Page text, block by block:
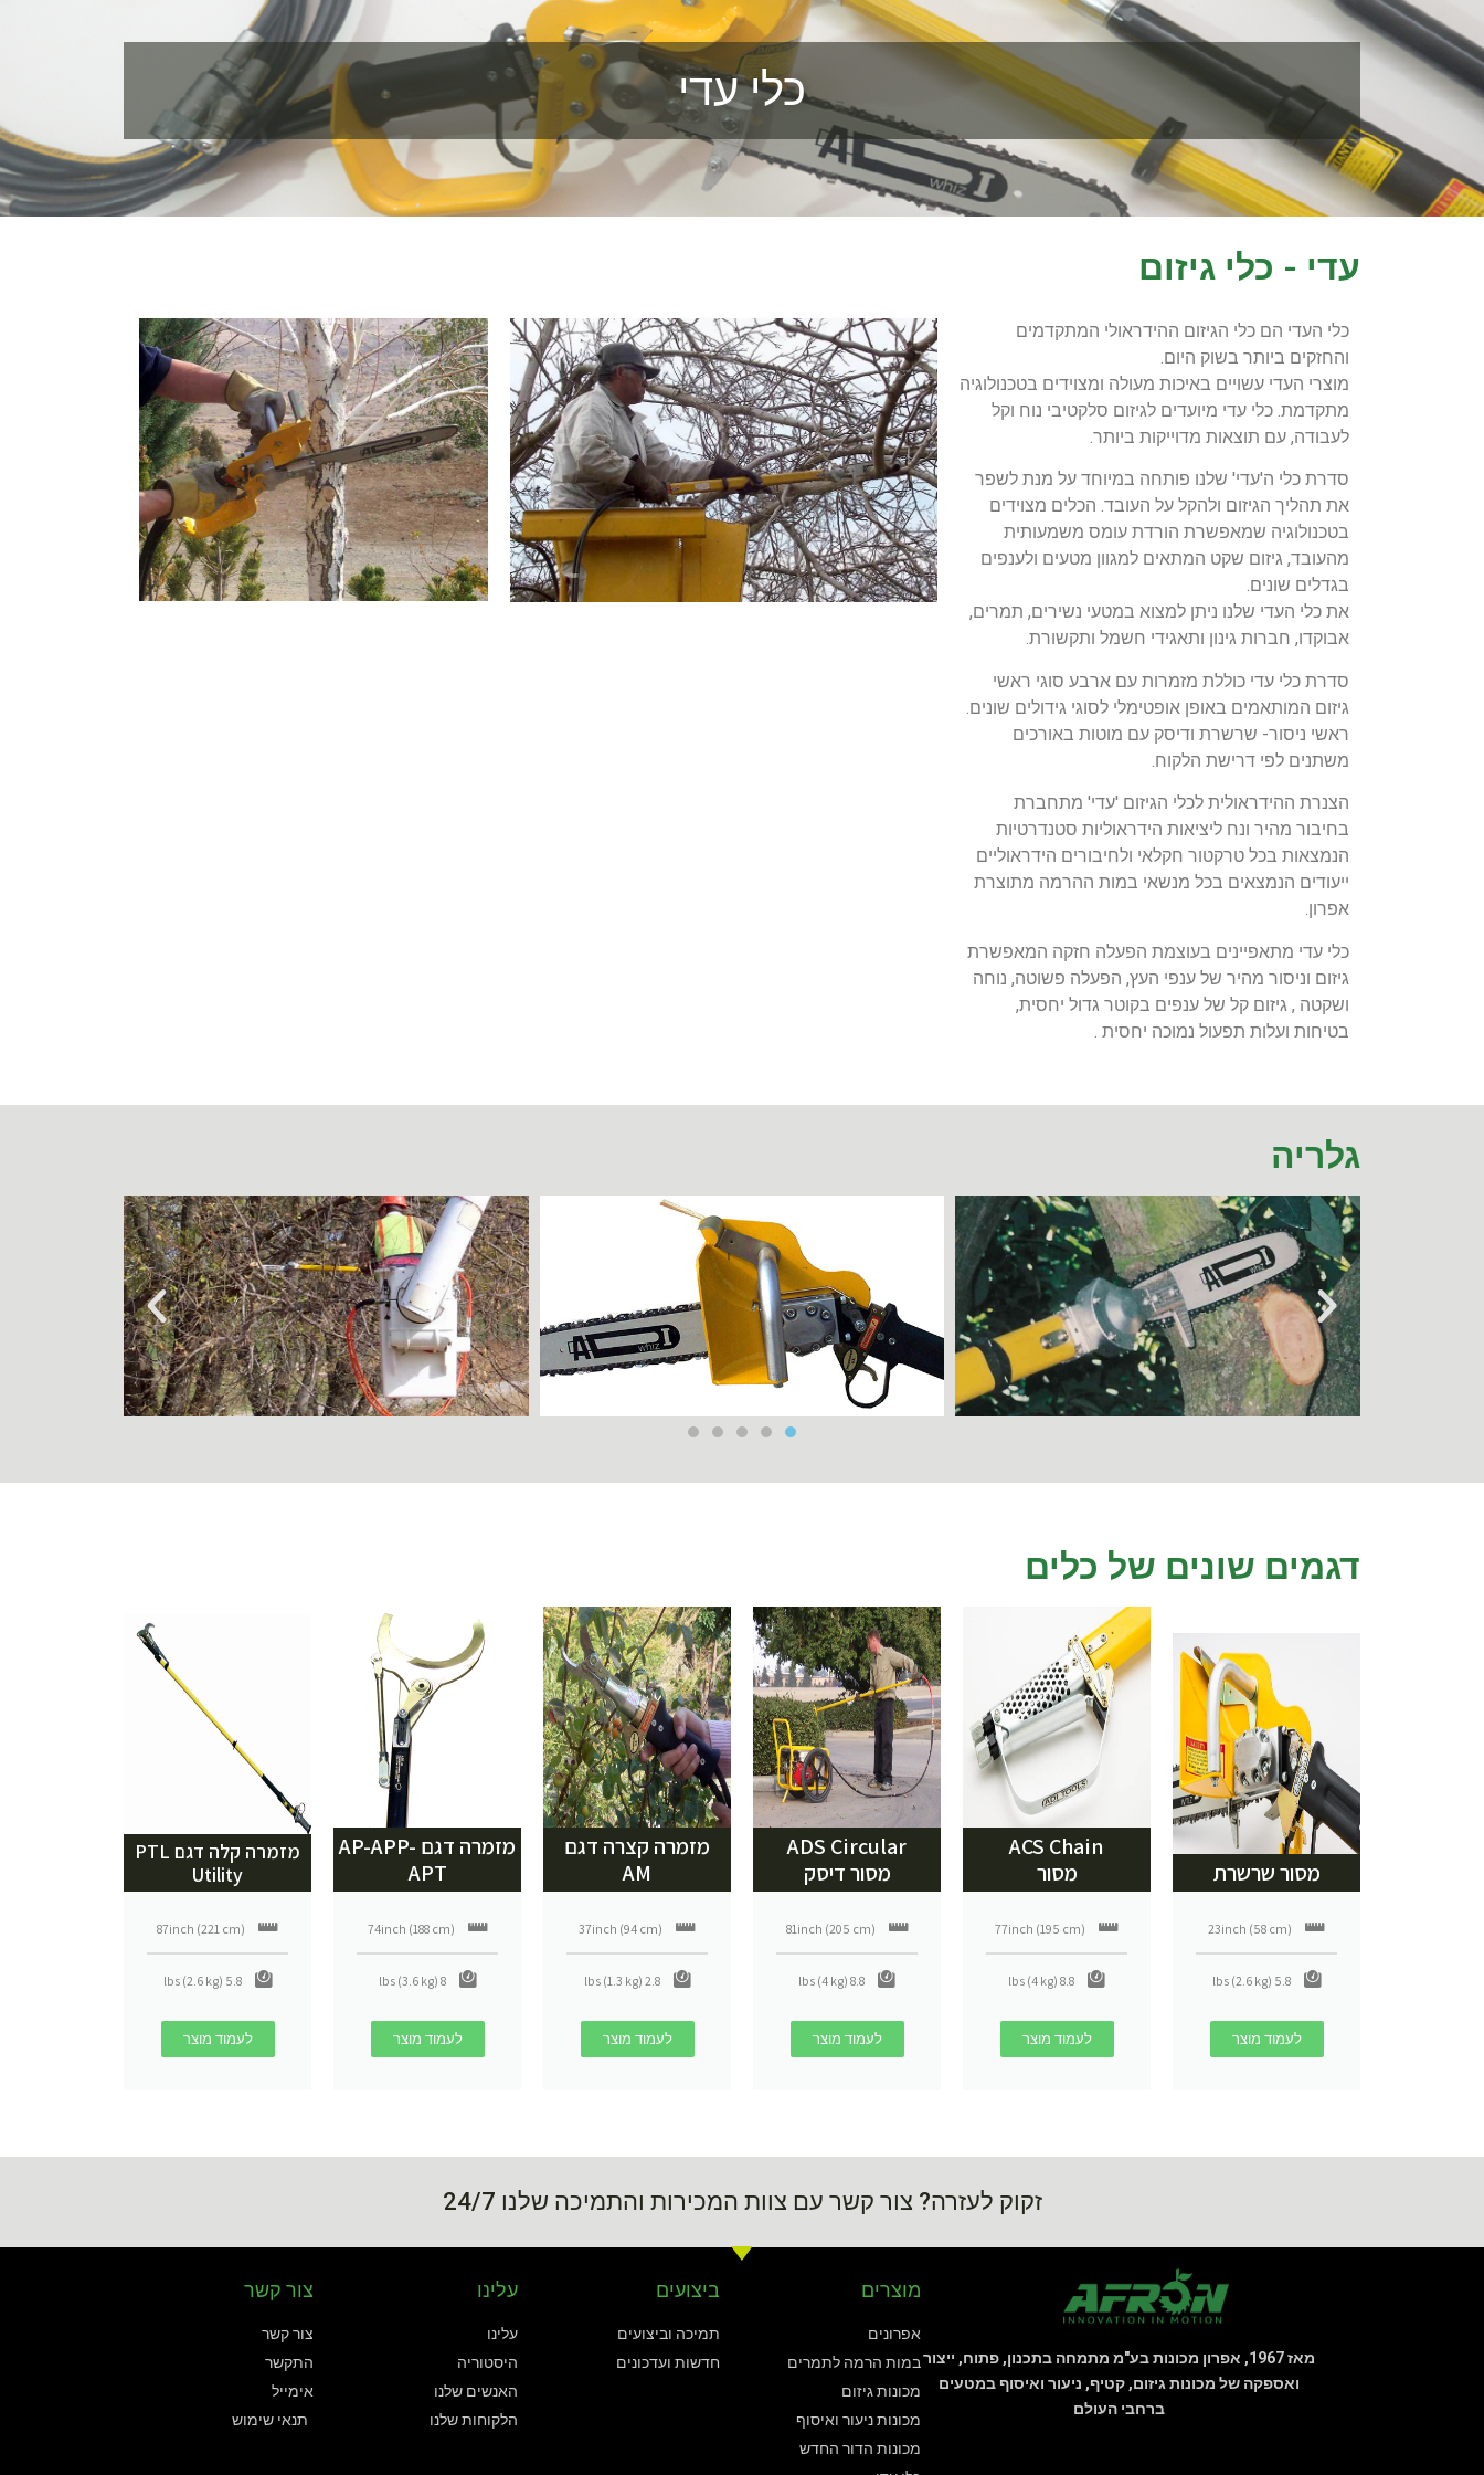
כלי עדי
עדי - כלי גיזום
כלי העדי הם כלי הגיזום ההידראולי המתקדמים
והחזקים ביותר בשוק היום.
מוצרי העדי עשויים באיכות מעולה ומצוידים בטכנולוגיה
מתקדמת. כלי עדי מיועדים לגיזום סלקטיבי נוח וקל
לעבודה, עם תוצאות מדוייקות ביותר.
סדרת כלי ה'עדי' שלנו פותחה במיוחד על מנת לשפר
את תהליך הגיזום ולהקל על העובד. הכלים מצוידים
בטכנולוגיה שמאפשרת הורדת עומס משמעותית
מהעובד, גיזום שקט המתאים למגוון מטעים ולענפים
בגדלים שונים.
את כלי העדי שלנו ניתן למצוא במטעי נשירים, תמרים,
אבוקדו, חברות גינון ותאגידי חשמל ותקשורת.
סדרת כלי עדי כוללת מזמרות עם ארבע סוגי ראשי
גיזום המותאמים באופן אופטימלי לסוגי גידולים שונים.
ראשי ניסור- שרשרת ודיסק עם מוטות באורכים
משתנים לפי דרישת הלקוח.
הצנרת ההידראולית לכלי הגיזום 'עדי' מתחברת
בחיבור מהיר ונח ליציאות הידראוליות סטנדרטיות
הנמצאות בכל טרקטור חקלאי ולחיבורים הידראוליים
ייעודים הנמצאים בכל מנשאי במות ההרמה מתוצרת
אפרון.
כלי עדי מתאפיינים בעוצמת הפעלה חזקה המאפשרת
גיזום וניסור מהיר של ענפי העץ, הפעלה פשוטה, נוחה
ושקטה , גיזום קל של ענפים בקוטר גדול יחסית,
בטיחות ועלות תפעול נמוכה יחסית .
גלריה
דגמים שונים של כלים
מסור שרשרת
23inch (58 cm)
5.8 lbs (2.6 kg)
לעמוד מוצר
ACS Chain
מסור
77inch (195 cm)
8.8 lbs (4 kg)
לעמוד מוצר
ADS Circular
מסור דיסק
81inch (205 cm)
8.8 lbs (4 kg)
לעמוד מוצר
מזמרה קצרה דגם
AM
37inch (94 cm)
2.8 lbs (1.3 kg)
לעמוד מוצר
מזמרה דגם AP-APP-
APT
74inch (188 cm)
8 lbs (3.6 kg)
לעמוד מוצר
מזמרה קלה דגם PTL
Utility
87inch (221 cm)
5.8 lbs (2.6 kg)
לעמוד מוצר
זקוק לעזרה? צור קשר עם צוות המכירות והתמיכה שלנו 24/7
מאז 1967, אפרון מכונות בע"מ מתמחה בתכנון, פתוח, ייצור
ואספקה של מכונות גיזום, קטיף, ניעור ואיסוף במטעים
ברחבי העולם
מוצרים
אפרונים
במות הרמה לתמרים
מכונות גיזום
מכונות ניעור ואיסוף
מכונות הדור החדש
ביצועים
תמיכה וביצועים
חדשות ועדכונים
עלינו
עלינו
היסטוריה
האנשים שלנו
הלקוחות שלנו
צור קשר
צור קשר
התקשר
אימייל
תנאי שימוש